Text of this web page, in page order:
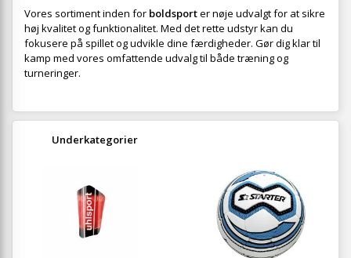
Vores sortiment inden for boldsporter nøje udvalgt for at sikre
høj kvalitet og funktionalitet. Med det rette udstyr kan du
fokusere på spillet og udvikle dine færdigheder. Gør dig klar til
kamp med vores omfattende udvalg til både træning og
turneringer.
Underkategorier